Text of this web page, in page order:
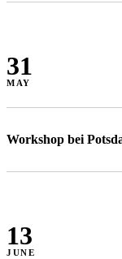
31
MAY
Workshop bei
13
JUNE